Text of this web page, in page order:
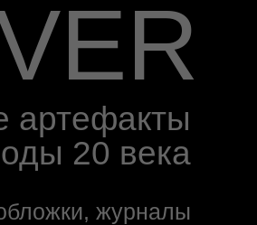
журналы
артефакты
20 века